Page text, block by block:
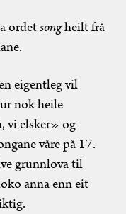
ordetsongheilt frå
eigentleg vil
nok heile
vi elsker» og
våre på 17.
grunnlova til
anna enn eit